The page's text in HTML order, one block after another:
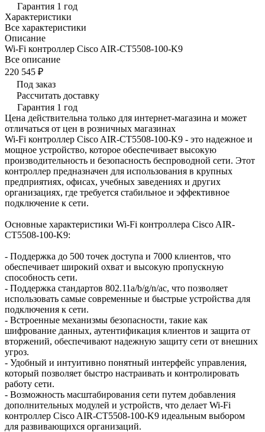
Гарантия 1 год
Характеристики
Все характеристики
Описание
Wi-Fi контроллер Cisco AIR-CT5508-100-K9
Все описание
220 545 ₽
Под заказ
Рассчитать доставку
Гарантия 1 год
Цена действительна только для интернет-магазина и может
отличаться от цен в розничных магазинах
Wi-Fi контроллер Cisco AIR-CT5508-100-K9 - это надежное и
мощное устройство, которое обеспечивает высокую
производительность и безопасность беспроводной сети. Этот
контроллер предназначен для использования в крупных
предприятиях, офисах, учебных заведениях и других
организациях, где требуется стабильное и эффективное
подключение к сети.
Основные характеристики Wi-Fi контроллера Cisco AIR-
CT5508-100-K9:
- Поддержка до 500 точек доступа и 7000 клиентов, что
обеспечивает широкий охват и высокую пропускную
способность сети.
- Поддержка стандартов 802.11a/b/g/n/ac, что позволяет
использовать самые современные и быстрые устройства для
подключения к сети.
- Встроенные механизмы безопасности, такие как
шифрование данных, аутентификация клиентов и защита от
вторжений, обеспечивают надежную защиту сети от внешних
угроз.
- Удобный и интуитивно понятный интерфейс управления,
который позволяет быстро настраивать и контролировать
работу сети.
- Возможность масштабирования сети путем добавления
дополнительных модулей и устройств, что делает Wi-Fi
контроллер Cisco AIR-CT5508-100-K9 идеальным выбором
для развивающихся организаций.